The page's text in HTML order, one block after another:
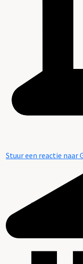
Stuur een reactie naar